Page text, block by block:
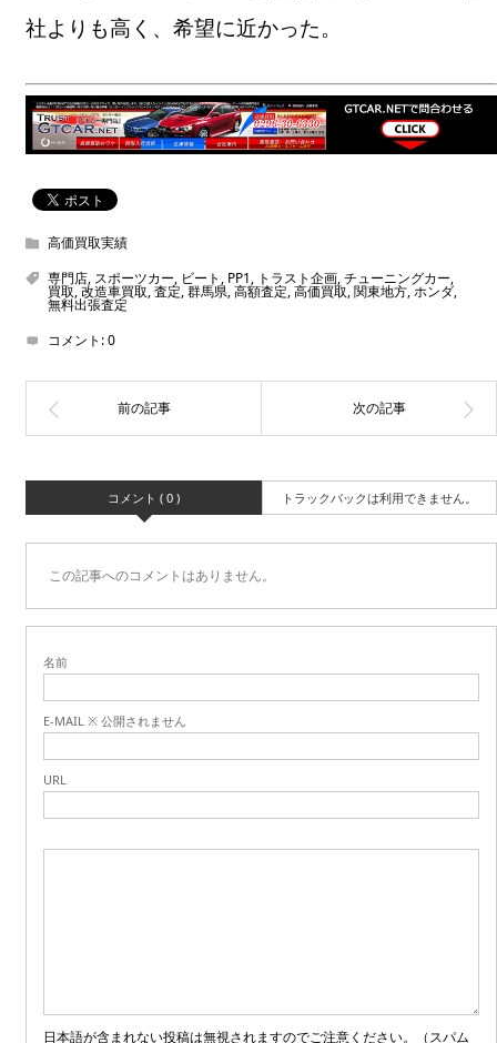
社よりも高く、希望に近かった。
高価買取実績
専門店, スポーツカー, ビート , PP1, トラスト企画,チューニングカー,
買取,改造車買取,査定,群馬県,高額査定,高価買取,関東地方,ホンダ,
無料出張査定
コメント:0
コメント ( 0 ) トラックバックは利用できません。
この記事へのコメントはありません。
名前
E-MAIL ※ 公開されません
URL
日本語が含まれない投稿は無視されますのでご注意ください。（スパム